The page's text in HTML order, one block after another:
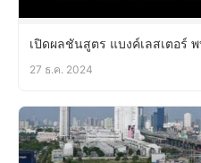
เปิดผลชันสูตร แบงค์เลสเตอร์
27 ธ.ค. 2024